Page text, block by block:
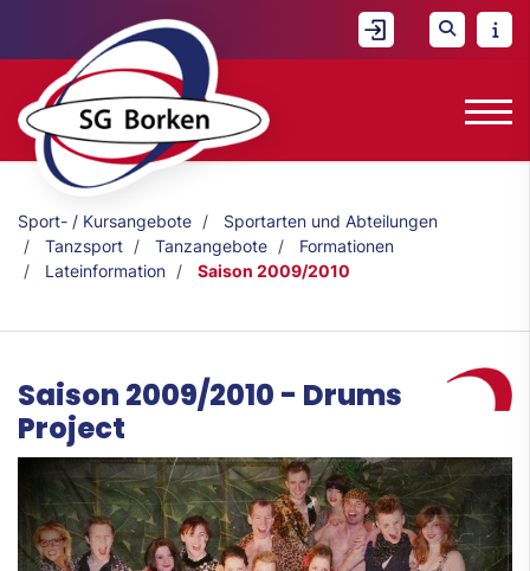
Sport- / Kursangebote
Sportarten und Abteilungen
Tanzsport
Tanzangebote
Formationen
Lateinformation
Saison 2009/2010
Saison 2009/2010 - Drums
Project